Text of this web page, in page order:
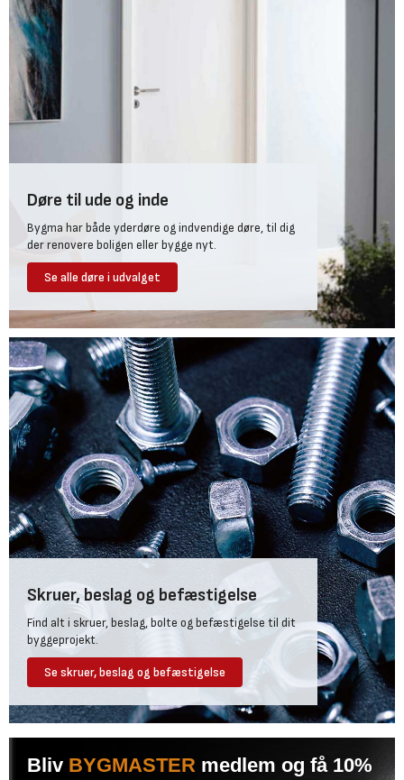
Døre til ude og inde
Bygma har både yderdøre og indvendige døre, til dig
der renovere boligen eller bygge nyt.
Se alle døre i udvalget
Skruer, beslag og befæstigelse
Find alt i skruer, beslag, bolte og befæstigelse til dit
byggeprojekt.
Se skruer, beslag og befæstigelse
Bliv BYGMASTER medlem og få 10%